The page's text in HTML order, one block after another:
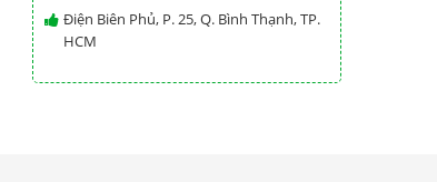
Điện Biên Phủ, P. 25, Q. Bình Thạnh, TP.
HCM